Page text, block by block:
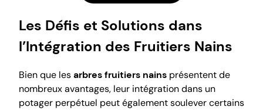
Les Défis et Solutions dans
l’Intégration des Fruitiers Nains
Bien que lesarbres fruitiers nains présentent de
nombreux avantages, leur intégration dans un
potager perpétuel peut également soulever certains